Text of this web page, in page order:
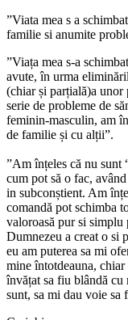
”Viata mea s a
familie si anumite
”Viața mea s-a
avute, în urma
(chiar și parțială)a
serie de probleme de
feminin-masculin, am
de familie și cu alții”.
”Am înțeles că nu sunt
cum pot să o fac,
in subconștient. Am
comandă pot schimba
valoroasă pur si
Dumnezeu a creat o si
eu am puterea sa mi
mine întotdeauna,
învățat sa fiu blândă cu
sunt, sa mi dau voie sa